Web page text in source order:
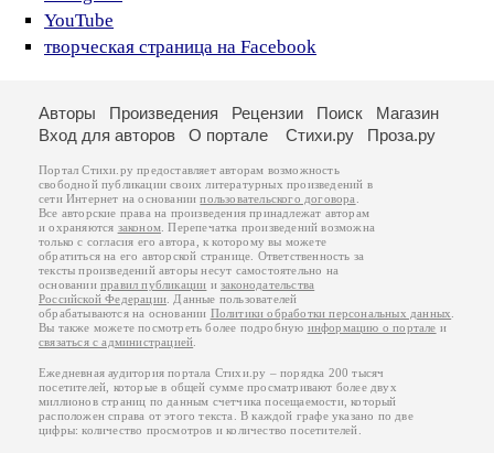
YouTube
творческая страница на Facebook
Авторы Произведения Рецензии Поиск
Магазин
Вход для авторов
О портале Стихи.ру Проза.ру
Портал Стихи.ру предоставляет авторам возможность
свободной публикации своих литературных произведений в
сети Интернет на основаниипользовательского договора
Все авторские права на произведения принадлежат авторам
и охраняются законом . Перепечатка произведений возможна
только с согласия его автора, к которому вы можете
обратиться на его авторской странице. Ответственность за
тексты произведений авторы несут самостоятельно на
основанииправил публикации изаконодательства
Российской Федерации . Данные пользователей
обрабатываются на основании Политики обработки персональных данных
Вы также можете посмотреть более подробную информацию о портале и
связаться с администрацией
Ежедневная аудитория портала Стихи.ру – порядка 200 тысяч
посетителей, которые в общей сумме просматривают более двух
миллионов страниц по данным счетчика посещаемости, который
расположен справа от этого текста. В каждой графе указано по две
цифры: количество просмотров и количество посетителей.